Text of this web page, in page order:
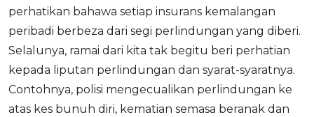
Gaya Hidup
SPECIAL PROMO
Promo RHB Bank Credit Card
perhatikan bahawa setiap insurans kemalangan
peribadi berbeza dari segi perlindungan yang diberi.
Selalunya, ramai dari kita tak begitu beri perhatian
kepada liputan perlindungan dan syarat-syaratnya.
Contohnya, polisi mengecualikan perlindungan ke
atas kes bunuh diri, kematian semasa beranak dan